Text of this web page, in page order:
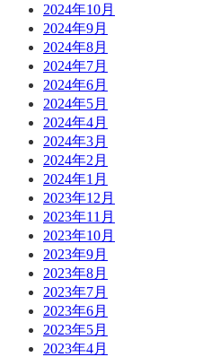
2024年10月
2024年9月
2024年8月
2024年7月
2024年6月
2024年5月
2024年4月
2024年3月
2024年2月
2024年1月
2023年12月
2023年11月
2023年10月
2023年9月
2023年8月
2023年7月
2023年6月
2023年5月
2023年4月